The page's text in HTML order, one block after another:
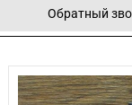
Обратный